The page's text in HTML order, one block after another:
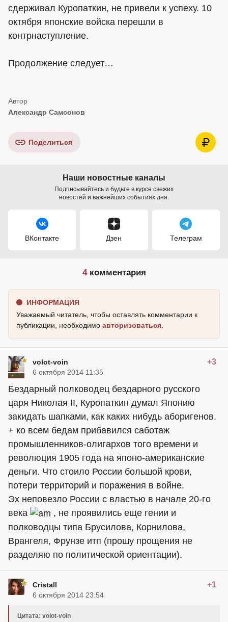
сдерживал Куропаткин, не привели к успеху. 10
октября японские войска перешли в
контрнаступление.
Продолжение следует…
Александр Самсонов
Поделиться
Наши новостные каналы
Подписывайтесь и будьте в курсе свежих
новостей и важнейших событиях дня.
ВКонтакте Дзен Телеграм
4комментария
ИНФОРМАЦИЯ
Уважаемый читатель, чтобы оставлять комментарии к
публикации, необходимо авторизоваться
volot-voin +3
6 октября 2014 11:35
Бездарный полководец бездарного русского
царя Николая II, Куропаткин думал Японию
закидать шапками, как каких нибудь аборигенов.
+ ко всем бедам прибавился саботаж
промышленников-олигархов того времени и
революция 1905 года на японо-американские
деньги. Что стоило России большой крови,
потери территорий и поражения в войне.
Эх неповезло России с властью в начале 20-го
века
, не проявились еще гении и
полководцы типа Брусилова, Корнилова,
Врангеля, Фрунзе итп (прошу прощения не
разделяю по политической ориентации).
Cristall +1
6 октября 2014 23:54
Цитата: volot-voin